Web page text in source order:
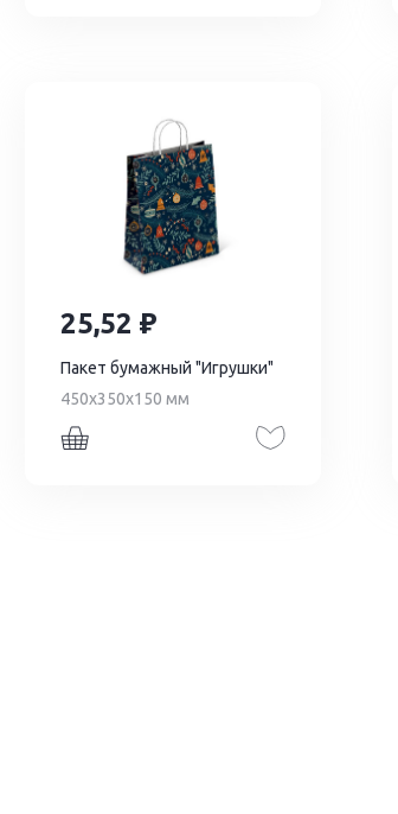
25,52
Пакет бумажный "Игрушки"
450х350х150 мм